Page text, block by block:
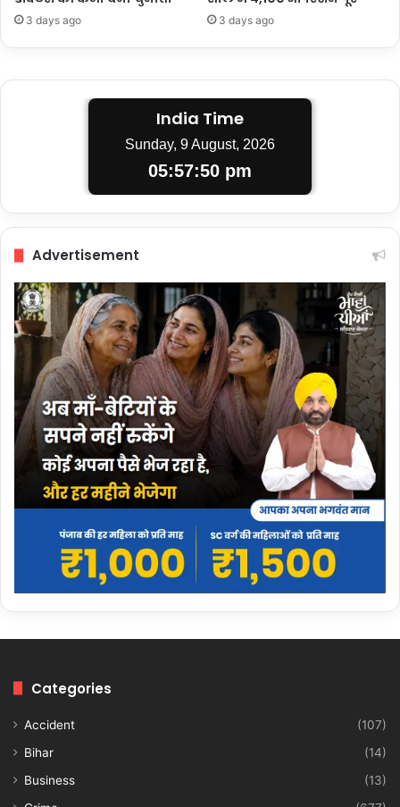
3 days ago 3 days ago
India Time
Sunday, 9 August, 2026
05:57:51 pm
Advertisement
Categories
Accident
(107)
Bihar
(14)
Business
(13)